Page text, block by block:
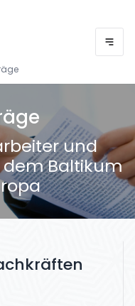
und
dem Baltikum